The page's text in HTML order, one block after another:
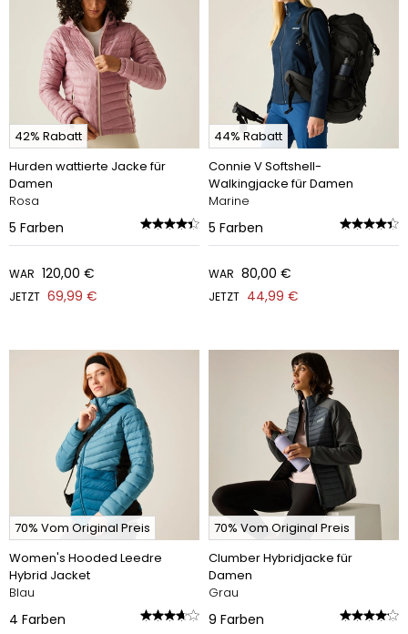
42% Rabatt
Hurden wattierte Jacke für
Damen
Rosa
5 Farben
WAR 120,00 €
JETZT 69,99 €
44% Rabatt
Connie V Softshell-
Walkingjacke für Damen
Marine
5 Farben
WAR 80,00 €
JETZT 44,99 €
70% Vom Original Preis
Women's Hooded Leedre
Hybrid Jacket
Blau
4 Farben
70% Vom Original Preis
Clumber Hybridjacke für
Damen
Grau
9 Farben